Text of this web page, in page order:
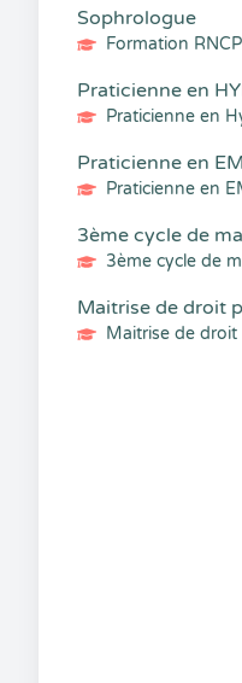
Sophrologue
Formation
Praticienne en
Praticienne en
Praticienne en
Praticienne en
3ème cycle de
3ème cycle de
Maitrise de droit
Maitrise de droit